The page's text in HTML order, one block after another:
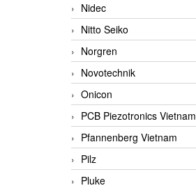
Nidec
Nitto Seiko
Norgren
Novotechnik
Onicon
PCB Piezotronics Vietnam
Pfannenberg Vietnam
Pilz
Pluke